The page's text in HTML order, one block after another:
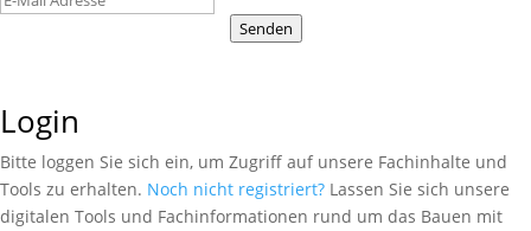
Senden
Login
Bitte loggen Sie sich ein, um Zugriff auf unsere Fachinhalte und
Tools zu erhalten. Noch nicht registriert? Lassen Sie sich unsere
digitalen Tools und Fachinformationen rund um das Bauen mit